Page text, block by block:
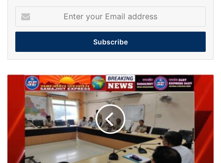
your
Email
रोके
जाएंगे
आवश्यक
सेवाओं